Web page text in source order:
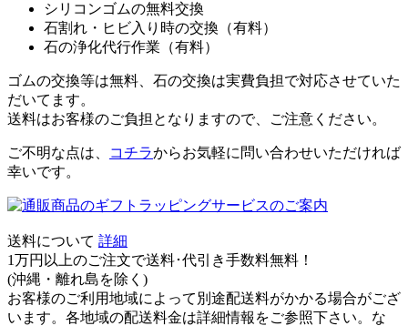
シリコンゴムの無料交換
石割れ・ヒビ入り時の交換（有料）
石の浄化代行作業（有料）
ゴムの交換等は無料、石の交換は実費負担で対応させていた
だいてます。
送料はお客様のご負担となりますので、ご注意ください。
ご不明な点は、 コチラからお気軽に問い合わせいただければ
幸いです。
送料について 詳細
1万円以上のご注文で送料･代引き手数料無料 ！
(沖縄・離れ島を除く)
お客様のご利用地域によって別途配送料がかかる場合がござ
います。各地域の配送料金は詳細情報をご参照下さい。な